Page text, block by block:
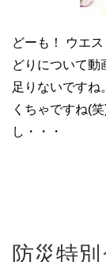
どーも！ ウエ
どりについて動
足りないですね
くちゃですね(
し・・・
防災特